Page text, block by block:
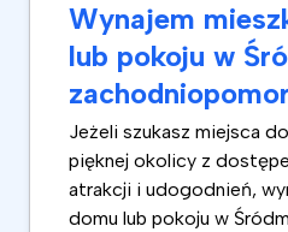
Wynajem
lub pokoju w
Jeżeli szukasz miejsca
pięknej okolicy z
atrakcji i udogodnień,
domu lub pokoju w